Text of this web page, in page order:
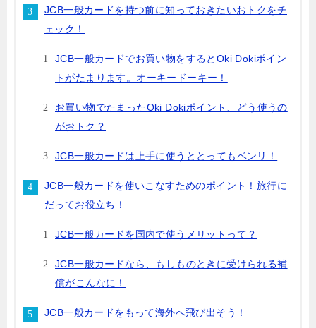
JCB一般カードを持つ前に知っておきたいおトクをチ
ェック！
JCB一般カードでお買い物をするとOki Dokiポイン
トがたまります。オーキードーキー！
お買い物でたまったOki Dokiポイント、どう使うの
がおトク？
JCB一般カードは上手に使うととってもベンリ！
JCB一般カードを使いこなすためのポイント！旅行に
だってお役立ち！
JCB一般カードを国内で使うメリットって？
JCB一般カードなら、もしものときに受けられる補
償がこんなに！
JCB一般カードをもって海外へ飛び出そう！